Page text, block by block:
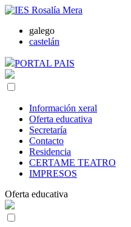
galego
castelán
PORTAL PAIS
Información xeral
Oferta educativa
Secretaría
Contacto
Residencia
CERTAME TEATRO
IMPRESOS
Oferta educativa